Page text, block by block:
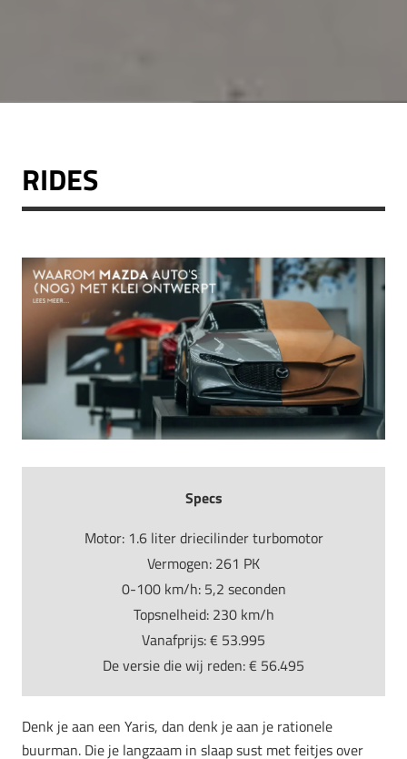
RIDES
Specs
Motor: 1.6 liter driecilinder turbomotor
Vermogen: 261 PK
0-100 km/h: 5,2 seconden
Topsnelheid: 230 km/h
Vanafprijs: € 53.995
De versie die wij reden: € 56.495
Denk je aan een Yaris, dan denk je aan je rationele
buurman. Die je langzaam in slaap sust met feitjes over